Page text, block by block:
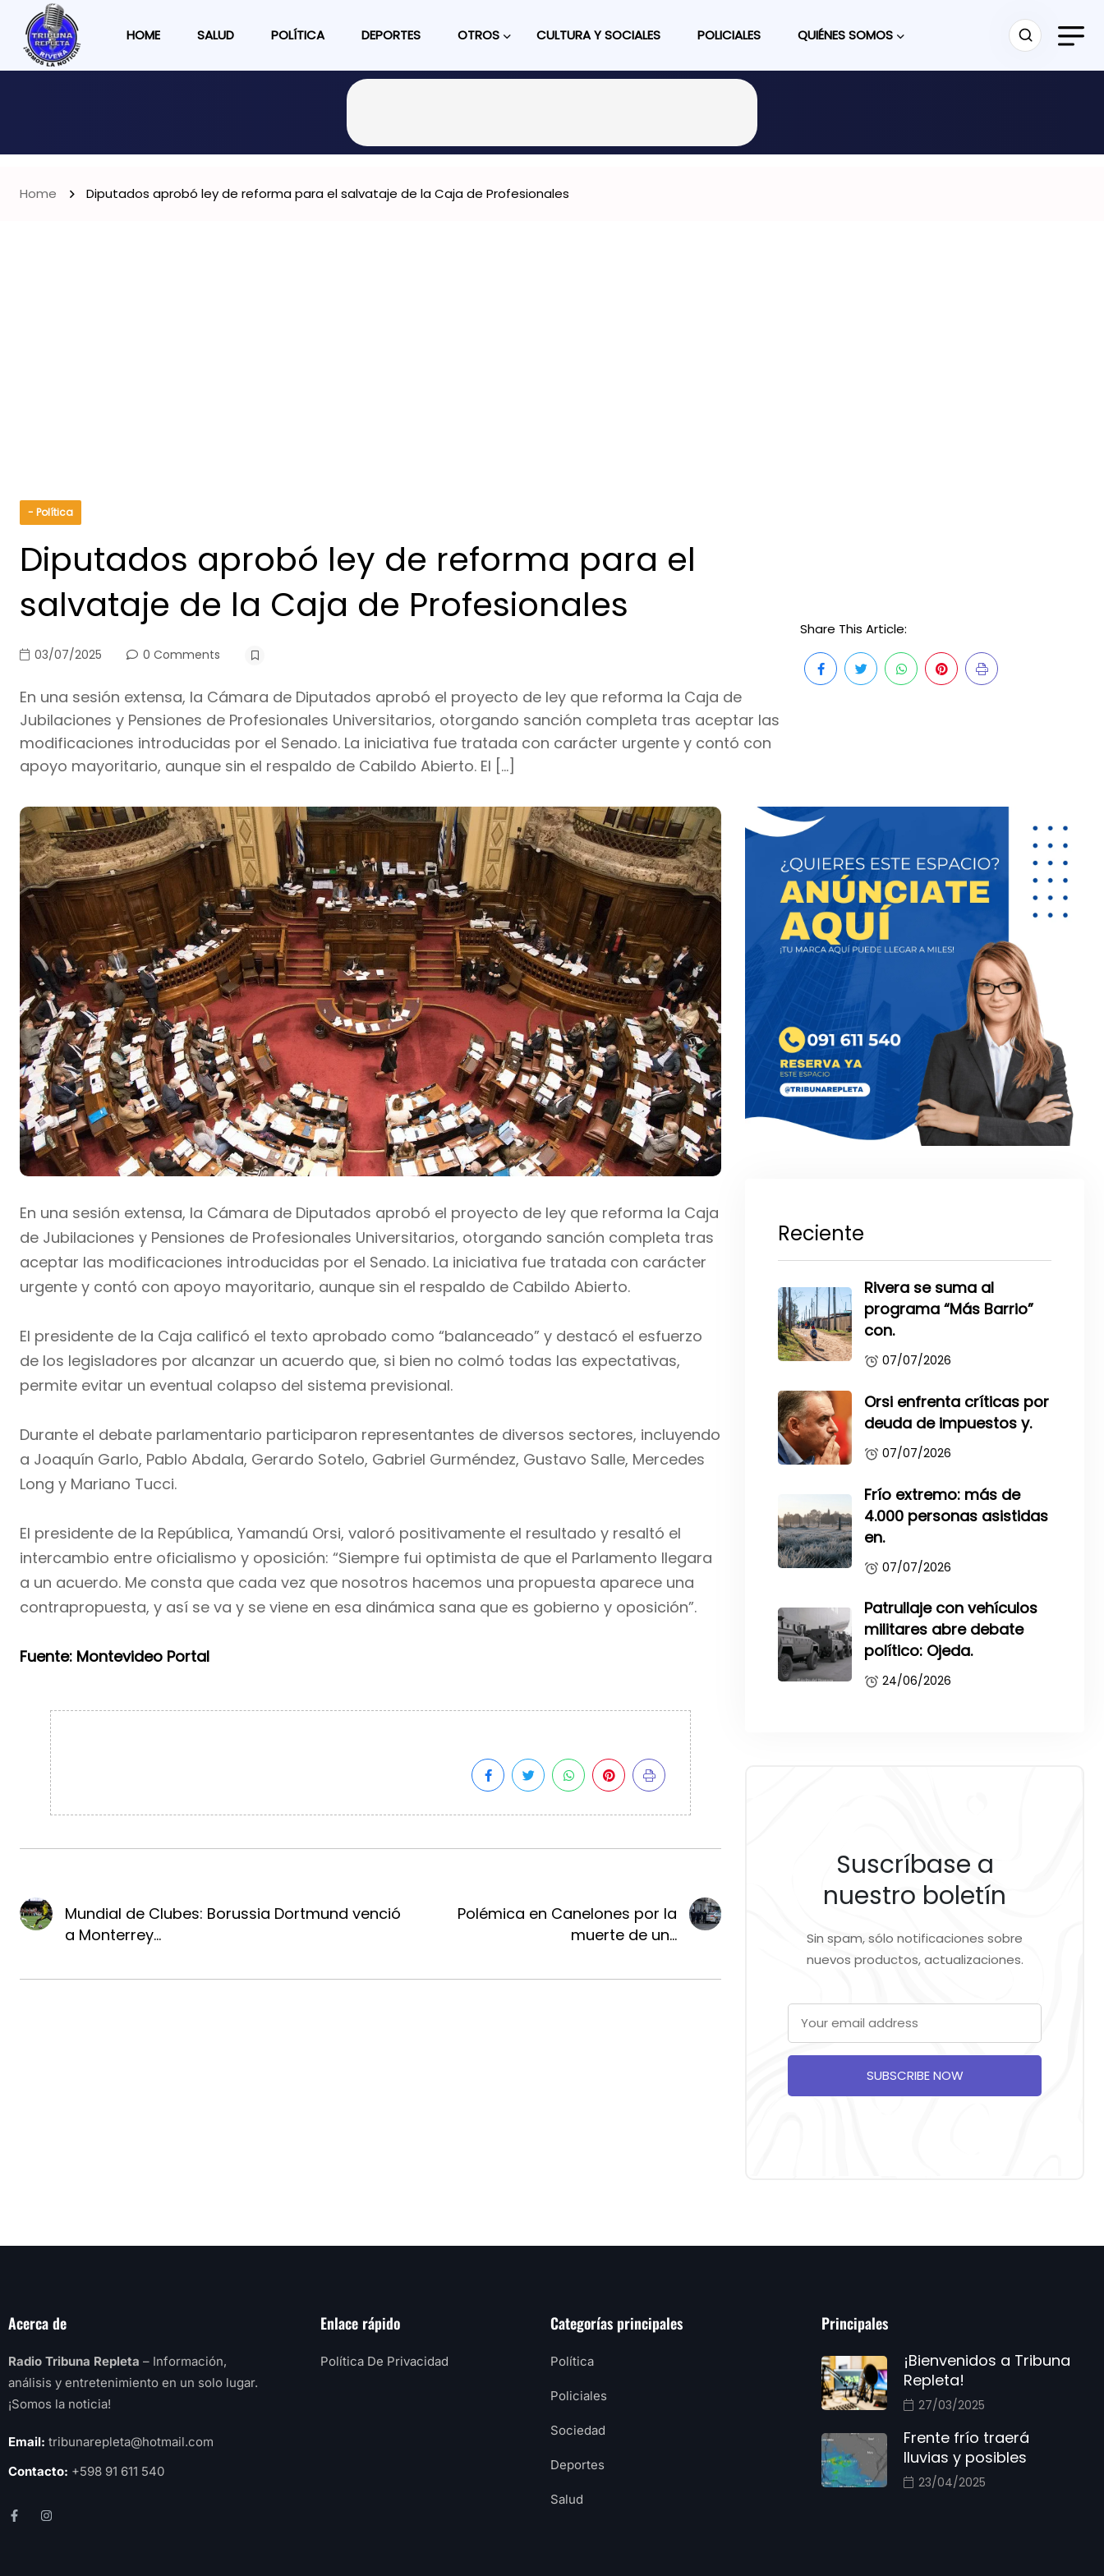
HOME SALUD POLÍTICA DEPORTES OTROS CULTURA Y SOCIALES POLICIALES QUIÉNES SOMOS
Home Diputados aprobó ley de reforma para el salvataje de la Caja de Profesionales
- Política
Diputados aprobó ley de reforma para el
salvataje de la Caja de Profesionales
03/07/2025 0 Comments
En una sesión extensa, la Cámara de Diputados aprobó el proyecto de ley que reforma la Caja de
Jubilaciones y Pensiones de Profesionales Universitarios, otorgando sanción completa tras aceptar las
modificaciones introducidas por el Senado. La iniciativa fue tratada con carácter urgente y contó con
apoyo mayoritario, aunque sin el respaldo de Cabildo Abierto. El […]
Share This Article:
En una sesión extensa, la Cámara de Diputados aprobó el proyecto de ley que reforma la Caja
de Jubilaciones y Pensiones de Profesionales Universitarios, otorgando sanción completa tras
aceptar las modificaciones introducidas por el Senado. La iniciativa fue tratada con carácter
urgente y contó con apoyo mayoritario, aunque sin el respaldo de Cabildo Abierto.
El presidente de la Caja calificó el texto aprobado como “balanceado” y destacó el esfuerzo
de los legisladores por alcanzar un acuerdo que, si bien no colmó todas las expectativas,
permite evitar un eventual colapso del sistema previsional.
Durante el debate parlamentario participaron representantes de diversos sectores, incluyendo
a Joaquín Garlo, Pablo Abdala, Gerardo Sotelo, Gabriel Gurméndez, Gustavo Salle, Mercedes
Long y Mariano Tucci.
El presidente de la República, Yamandú Orsi, valoró positivamente el resultado y resaltó el
intercambio entre oficialismo y oposición: “Siempre fui optimista de que el Parlamento llegara
a un acuerdo. Me consta que cada vez que nosotros hacemos una propuesta aparece una
contrapropuesta, y así se va y se viene en esa dinámica sana que es gobierno y oposición”.
Fuente: Montevideo Portal
Mundial de Clubes: Borussia Dortmund venció
a Monterrey...
Polémica en Canelones por la
muerte de un...
Reciente
Rivera se suma al
programa “Más Barrio”
con.
07/07/2026
Orsi enfrenta críticas por
deuda de impuestos y.
07/07/2026
Frío extremo: más de
4.000 personas asistidas
en.
07/07/2026
Patrullaje con vehículos
militares abre debate
político: Ojeda.
24/06/2026
Suscríbase a
nuestro boletín
Sin spam, sólo notificaciones sobre
nuevos productos, actualizaciones.
SUBSCRIBE NOW
Acerca de
Radio Tribuna Repleta – Información,
análisis y entretenimiento en un solo lugar.
¡Somos la noticia!
Email: tribunarepleta@hotmail.com
Contacto: +598 91 611 540
Enlace rápido
Política De Privacidad
Categorías principales
Política
Policiales
Sociedad
Deportes
Salud
Principales
¡Bienvenidos a Tribuna
Repleta!
27/03/2025
Frente frío traerá
lluvias y posibles
23/04/2025